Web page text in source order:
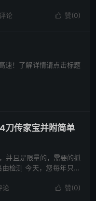
 赞(0)
论
速！了解详情请点击标题
传家宝并附简单
并且是限量的，需要的抓
检测 今天，您每年只需
 赞(0)
论